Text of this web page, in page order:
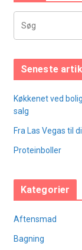
Seneste
Køkkenet ved
salg
Fra Las Vegas til
Proteinboller
Kategorier
Aftensmad
Bagning